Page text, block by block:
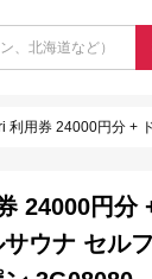
券 24000円分 + ドリンク2杯サービ
24000円分
ウナ セル